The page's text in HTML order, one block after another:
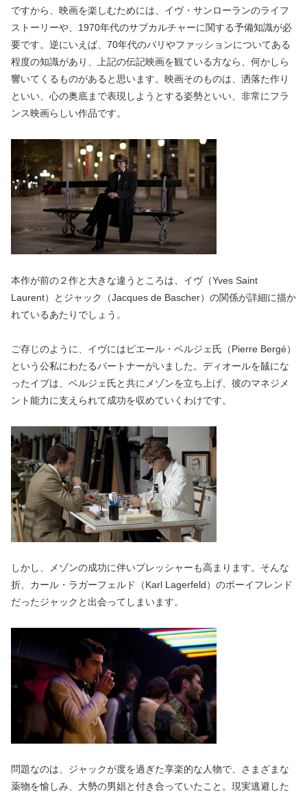
ですから、映画を楽しむためには、イヴ・サンローランのライフ
ストーリーや、1970年代のサブカルチャーに関する予備知識が必
要です。逆にいえば、70年代のパリやファッションについてある
程度の知識があり、上記の伝記映画を観ている方なら、何かしら
響いてくるものがあると思います。映画そのものは、洒落た作り
といい、心の奥底まで表現しようとする姿勢といい、非常にフラ
ンス映画らしい作品です。
本作が前の２作と大きな違うところは、イヴ（Yves Saint
Laurent）とジャック（Jacques de Bascher）の関係が詳細に描か
れているあたりでしょう。
ご存じのように、イヴにはピエール・ベルジェ氏（Pierre Bergé）
という公私にわたるパートナーがいました。ディオールを馘にな
ったイブは、ベルジェ氏と共にメゾンを立ち上げ、彼のマネジメ
ント能力に支えられて成功を収めていくわけです。
しかし、メゾンの成功に伴いプレッシャーも高まります。そんな
折、カール・ラガーフェルド（Karl Lagerfeld）のボーイフレンド
だったジャックと出会ってしまいます。
問題なのは、ジャックが度を過ぎた享楽的な人物で、さまざまな
薬物を愉しみ、大勢の男娼と付き合っていたこと。現実逃避した